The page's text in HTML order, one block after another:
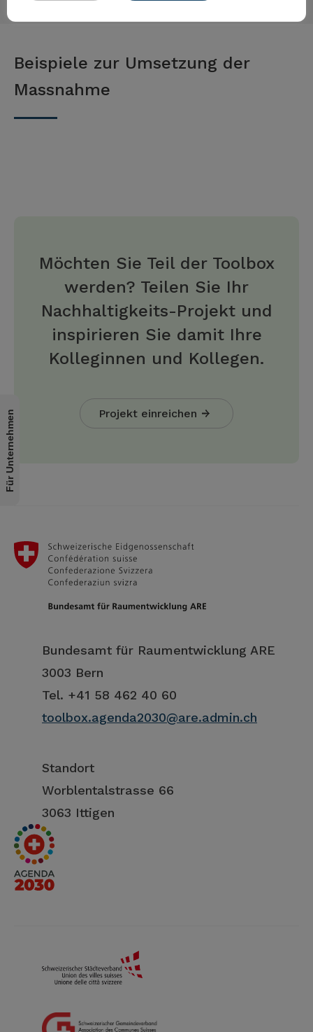
Beispiele zur Umsetzung der
Massnahme
Möchten Sie Teil der Toolbox
werden? Teilen Sie Ihr
Nachhaltigkeits-Projekt und
inspirieren Sie damit Ihre
Kolleginnen und Kollegen.
Projekt einreichen
Bundesamt für Raumentwicklung ARE
3003 Bern
Tel. +41 58 462 40 60
toolbox.agenda2030@are.admin.ch
Standort
Worblentalstrasse 66
3063 Ittigen
Für Unternehmen